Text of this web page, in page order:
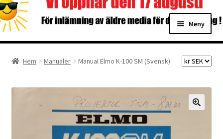
Hoppa
till
navigering
Hoppa
till
innehåll
Meny
Förbättringar
Hem Manualer Manual Elmo K-100 SM (Svensk)